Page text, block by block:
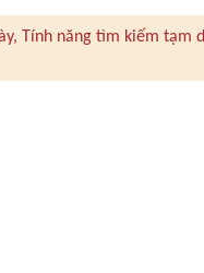
Tính năng tìm kiếm